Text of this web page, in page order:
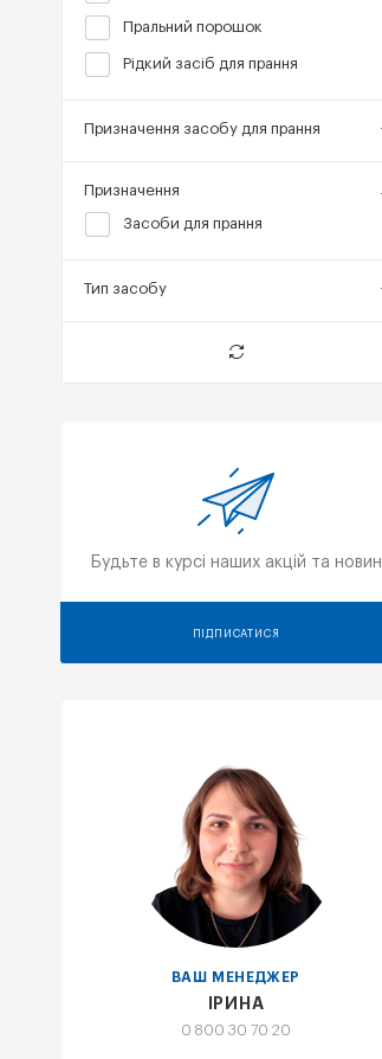
Пральний порошок
Рідкий засіб для прання
Призначення засобу для прання
Призначення
Засоби для прання
Тип засобу
Будьте в курсі наших акцій та новин
ПІДПИСАТИСЯ
ВАШ МЕНЕДЖЕР
ІРИНА
0 800 30 70 20